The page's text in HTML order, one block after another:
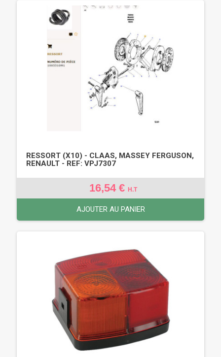
RESSORT (X10) - CLAAS, MASSEY FERGUSON,
RENAULT - REF: VPJ7307
16,54 € H.T
AJOUTER AU PANIER